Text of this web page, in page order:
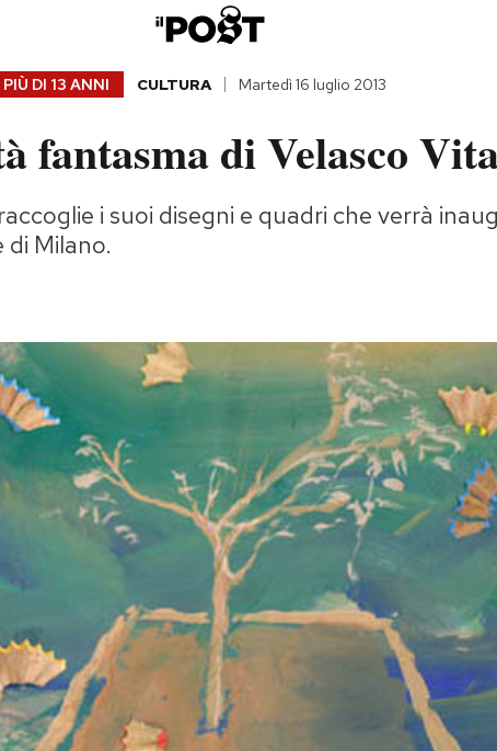
DI 13 ANNI CULTURA Martedì 16 luglio 2013
fantasma di Velasco
i suoi disegni e quadri che verrà
di Milano.